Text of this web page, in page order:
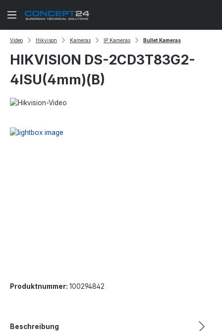
Zum Hauptinhalt springen
Video Hikvison Kameras IP Kameras Bullet Kameras
HIKVISION DS-2CD3T83G2-
4ISU(4mm)(B)
Produktnummer: 100294842
Beschreibung